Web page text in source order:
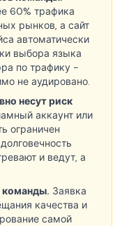
60% трафика
рынков, а сайт
автоматически
выбора языка
по трафику -
не аудировано.
несут риск
аккаунт или
ограничен
и ведут, а
команды. Заявка
качества и
самой